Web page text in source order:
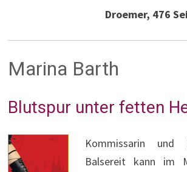
Droemer, 476
Marina Barth
Blutspur unter fetten
Kommissarin und
Balsereit kann im